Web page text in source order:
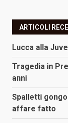
ARTICOLI
Lucca alla
Tragedia in
anni
Spalletti
affare fatto